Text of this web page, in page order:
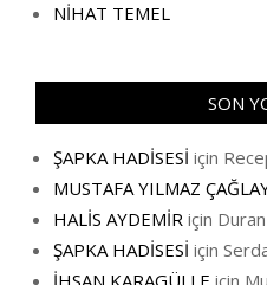
NİHAT TEMEL
SON
ŞAPKA HADİSESİ için
MUSTAFA YILMAZ
HALİS AYDEMİR için
ŞAPKA HADİSESİ için
İHSAN KARAGÜLLE için